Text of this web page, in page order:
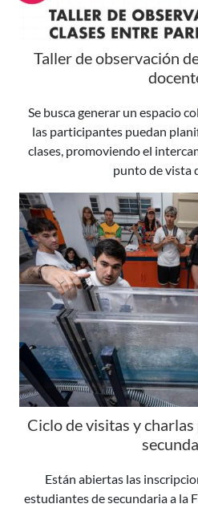
Taller de observación
Se busca generar un espacio
las participantes puedan
clases, promoviendo el
punto de vista
Ciclo de visitas y
Están abiertas las
estudiantes de secundaria a la